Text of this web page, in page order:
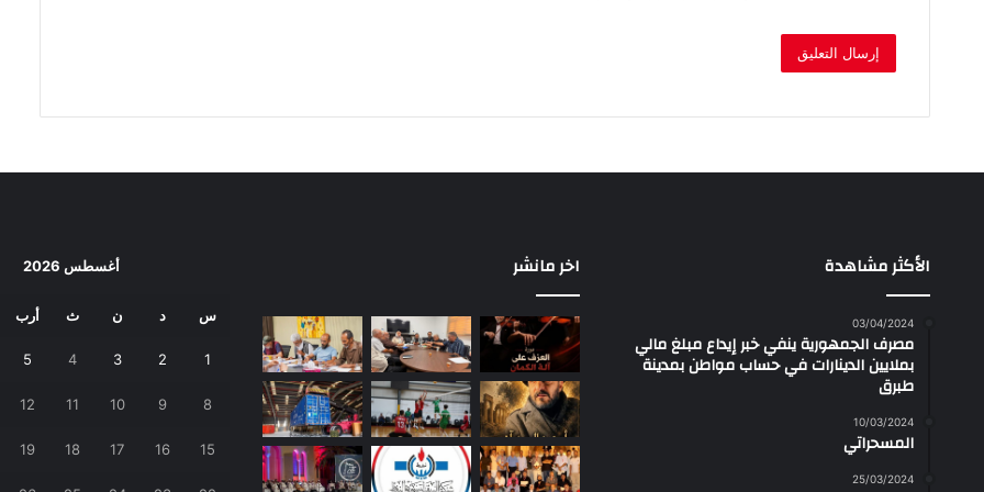
الأكثر مشاهدة
03/04/2024
مصرف الجمهورية ينفي خبر إيداع مبلغ مالي
بملايين الدينارات في حساب مواطن بمدينة
طبرق
10/03/2024
المسحراتي
25/03/2024
اخر مانشر أغسطس 2026
س د ن ث أرب
1
2
3
4
5
8
9
10
11
12
15
16
17
18
19